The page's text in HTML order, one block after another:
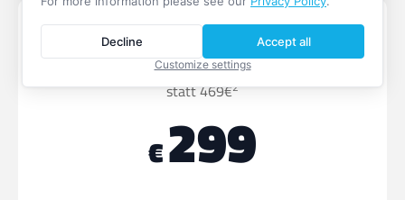
Portrait Paket XL
statt 469€2
€299
Accept all
Decline
Customize settings